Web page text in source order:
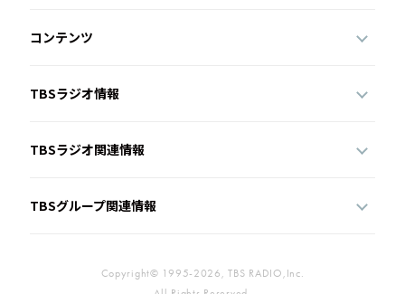
コンテンツ
TBSラジオ情報
TBSラジオ関連情報
TBSグループ関連情報
Copyright© 1995-2026, TBS RADIO,Inc.